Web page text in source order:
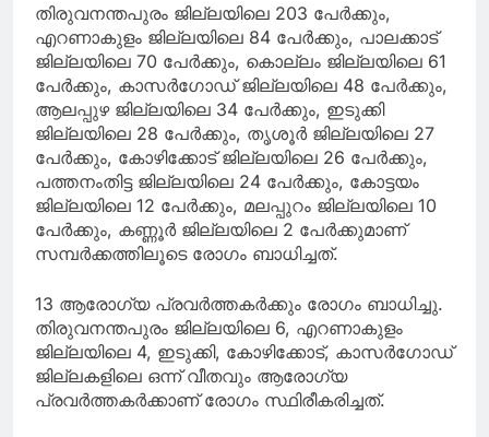
തിരുവനന്തപുരം ജില്ലയിലെ 203 പേര്‍ക്കും,
എറണാകുളം ജില്ലയിലെ 84 പേര്‍ക്കും, പാലക്കാട്
ജില്ലയിലെ 70 പേര്‍ക്കും, കൊല്ലം ജില്ലയിലെ 61
പേര്‍ക്കും, കാസര്‍ഗോഡ് ജില്ലയിലെ 48 പേര്‍ക്കും,
ആലപ്പുഴ ജില്ലയിലെ 34 പേര്‍ക്കും, ഇടുക്കി
ജില്ലയിലെ 28 പേര്‍ക്കും, തൃശൂര്‍ ജില്ലയിലെ 27
പേര്‍ക്കും, കോഴിക്കോട് ജില്ലയിലെ 26 പേര്‍ക്കും,
പത്തനംതിട്ട ജില്ലയിലെ 24 പേര്‍ക്കും, കോട്ടയം
ജില്ലയിലെ 12 പേര്‍ക്കും, മലപ്പുറം ജില്ലയിലെ 10
പേര്‍ക്കും, കണ്ണൂര്‍ ജില്ലയിലെ 2 പേര്‍ക്കുമാണ്
സമ്പര്‍ക്കത്തിലൂടെ രോഗം ബാധിച്ചത്.
13 ആരോഗ്യ പ്രവര്‍ത്തകര്‍ക്കും രോഗം ബാധിച്ചു.
തിരുവനന്തപുരം ജില്ലയിലെ 6, എറണാകുളം
ജില്ലയിലെ 4, ഇടുക്കി, കോഴിക്കോട്, കാസര്‍ഗോഡ്
ജില്ലകളിലെ ഒന്ന് വീതവും ആരോഗ്യ
പ്രവര്‍ത്തകര്‍ക്കാണ് രോഗം സ്ഥിരീകരിച്ചത്.